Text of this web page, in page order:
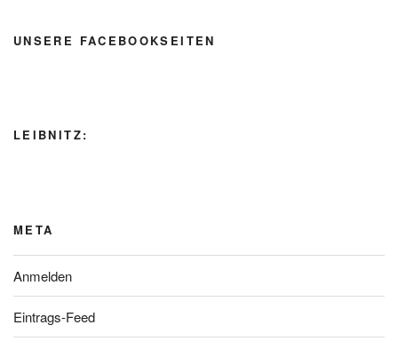
UNSERE FACEBOOKSEITEN
LEIBNITZ:
META
Anmelden
Eintrags-Feed